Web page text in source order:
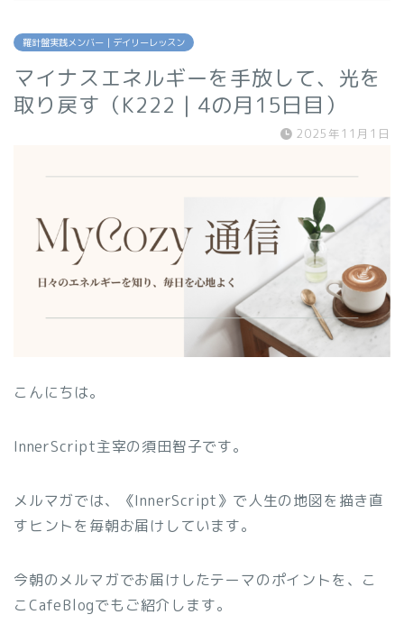
羅針盤実践メンバー｜デイリーレッスン
マイナスエネルギーを手放して、光を
取り戻す（K222｜4の月15日目）
2025年11月1日
こんにちは。
InnerScript主宰の須田智子です。
メルマガでは、《InnerScript》で人生の地図を描き直
すヒントを毎朝お届けしています。
今朝のメルマガでお届けしたテーマのポイントを、こ
こCafeBlogでもご紹介します。